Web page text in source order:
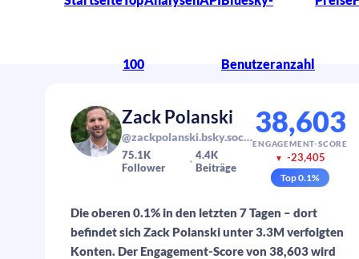
100 Benutzeranzahl
Zack Polanski
@zackpolanski.bsky.social
75.1K
Follower
4.4K
Beiträge
38,603
ENGAGEMENT-SCORE
▼ -23,405
Top0.1%
Die oberen 0.1% in den letzten 7 Tagen – dort
befindet sich Zack Polanski unter 3.3M verfolgten
Konten. Der Engagement-Score von 38,603 wird